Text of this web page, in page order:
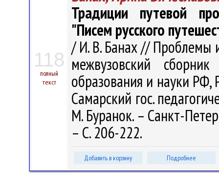
118
полный
текст
Традиции путевой
"Писем русского
/ И. В. Банах // Проблемы
межвузовский
образования и науки РФ,
Самарский гос.
М. Буранок. – Санкт-
– С. 206-222.
Добавить в корзину Подробнее